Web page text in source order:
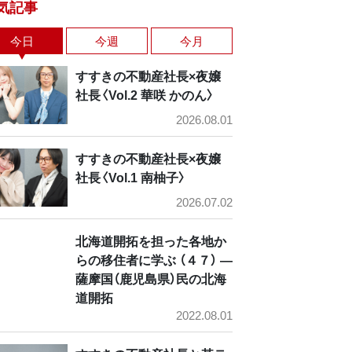
記事
今日 今週 今月
すすきの不動産社長×夜嬢
社長〈Vol.2 華咲 かのん〉
2026.08.01
すすきの不動産社長×夜嬢
社長〈Vol.1 南柚子〉
2026.07.02
北海道開拓を担った各地か
らの移住者に学ぶ （４７） ―
薩摩国（鹿児島県）民の北海
道開拓
2022.08.01